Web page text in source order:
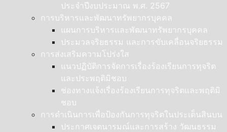
ประจำปีงบประมาณ พ.ศ. 2567
การบริหารและพัฒนาทรัพยากรบุคคล
แผนการบริหารและพัฒนาทรัพยากรบุคคล
ประมวลจริยธรรม และการขับเคลื่อนจริยธรรม
การส่งเสริมความโปร่งใส
แนวปฏิบัติการจัดการเรื่องร้องเรียนการทุจริต
และประพฤติมิชอบ
ช่องทางแจ้งเรื่องร้องเรียนการทุจริตและพฤติมิ
ชอบ
การดำเนินการเพื่อป้องกันการทุจริตในประเด็นสินบน
ประกาศเจตนารมณ์และการสร้าง วัฒนธรรม